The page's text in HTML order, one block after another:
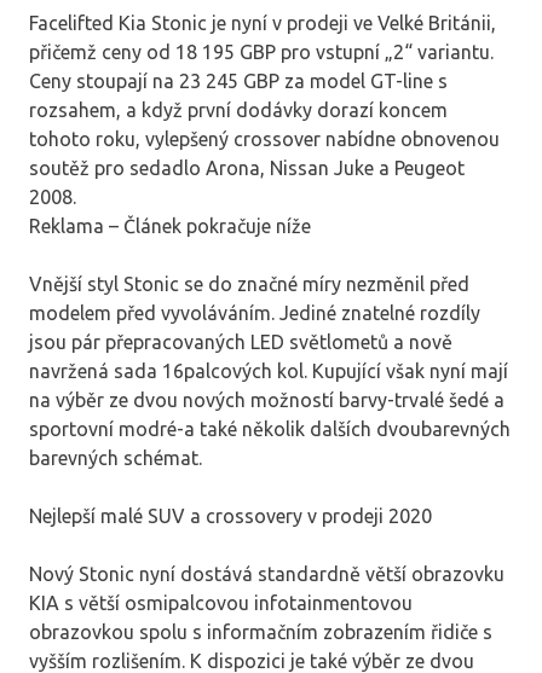
Facelifted Kia Stonic je nyní v prodeji ve Velké Británii,
přičemž ceny od 18 195 GBP pro vstupní „2“ variantu.
Ceny stoupají na 23 245 GBP za model GT-line s
rozsahem, a když první dodávky dorazí koncem
tohoto roku, vylepšený crossover nabídne obnovenou
soutěž pro sedadlo Arona, Nissan Juke a Peugeot
2008.
Reklama – Článek pokračuje níže
Vnější styl Stonic se do značné míry nezměnil před
modelem před vyvoláváním. Jediné znatelné rozdíly
jsou pár přepracovaných LED světlometů a nově
navržená sada 16palcových kol. Kupující však nyní mají
na výběr ze dvou nových možností barvy-trvalé šedé a
sportovní modré-a také několik dalších dvoubarevných
barevných schémat.
Nejlepší malé SUV a crossovery v prodeji 2020
Nový Stonic nyní dostává standardně větší obrazovku
KIA s větší osmipalcovou infotainmentovou
obrazovkou spolu s informačním zobrazením řidiče s
vyšším rozlišením. K dispozici je také výběr ze dvou